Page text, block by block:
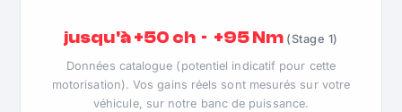
jusqu'à +50 ch · +95 Nm (Stage 1)
Données catalogue (potentiel indicatif pour cette
motorisation). Vos gains réels sont mesurés sur votre
véhicule, sur notre banc de puissance.